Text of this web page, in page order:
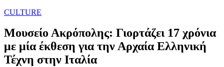
CULTURE
Μουσείο Ακρόπολης: Γιορτάζει 17 χρόνια
με μία έκθεση για την Αρχαία Ελληνική
Τέχνη στην Ιταλία